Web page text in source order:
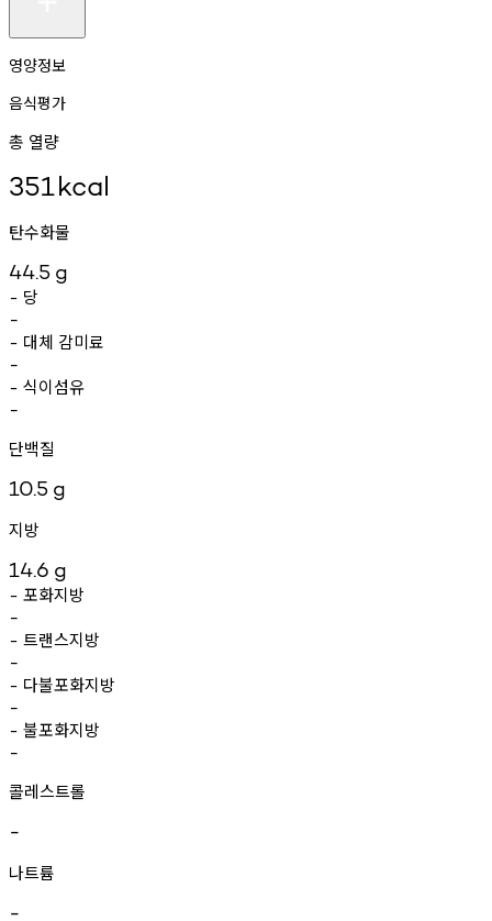
영양정보
음식평가
총 열량
351kcal
탄수화물
44.5 g
- 당
-
- 대체 감미료
-
- 식이섬유
-
단백질
10.5 g
지방
14.6 g
- 포화지방
-
- 트랜스지방
-
- 다불포화지방
-
- 불포화지방
-
콜레스트롤
-
나트륨
-